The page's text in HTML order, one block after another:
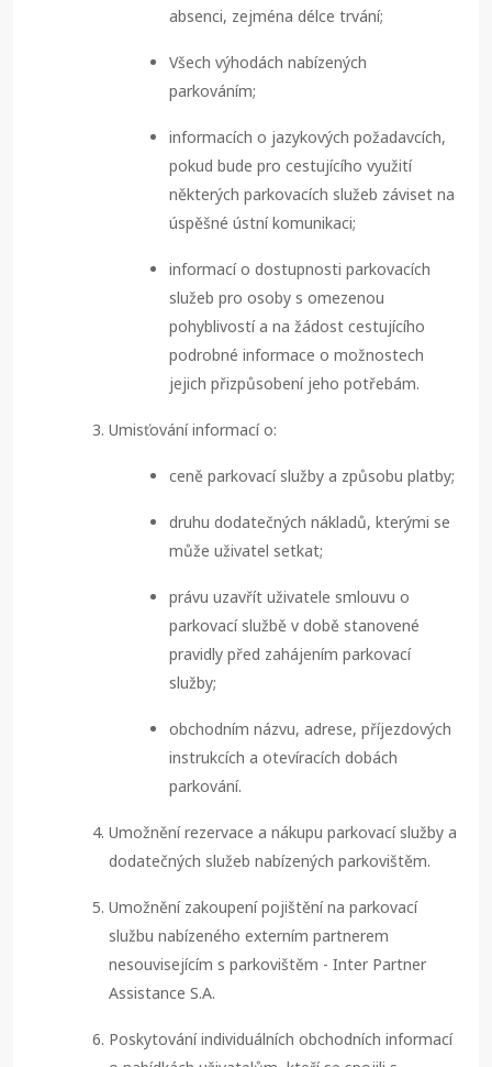
absenci, zejména délce trvání;
Všech výhodách nabízených
parkováním;
informacích o jazykových požadavcích,
pokud bude pro cestujícího využití
některých parkovacích služeb záviset na
úspěšné ústní komunikaci;
informací o dostupnosti parkovacích
služeb pro osoby s omezenou
pohyblivostí a na žádost cestujícího
podrobné informace o možnostech
jejich přizpůsobení jeho potřebám.
Umisťování informací o:
ceně parkovací služby a způsobu platby;
druhu dodatečných nákladů, kterými se
může uživatel setkat;
právu uzavřít uživatele smlouvu o
parkovací službě v době stanovené
pravidly před zahájením parkovací
služby;
obchodním názvu, adrese, příjezdových
instrukcích a otevíracích dobách
parkování.
Umožnění rezervace a nákupu parkovací služby a
dodatečných služeb nabízených parkovištěm.
Umožnění zakoupení pojištění na parkovací
službu nabízeného externím partnerem
nesouvisejícím s parkovištěm - Inter Partner
Assistance S.A.
Poskytování individuálních obchodních informací